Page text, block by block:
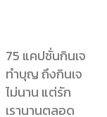
75 แคปชั่นกินเจ
ทำบุญ ถึงกินเจ
ไม่นาน แต่รัก
เรานานตลอด